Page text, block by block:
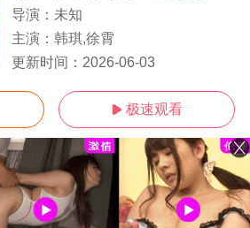
导演： 未知
主演： 韩琪,徐霄
更新时间： 2026-06-03
 极速观看